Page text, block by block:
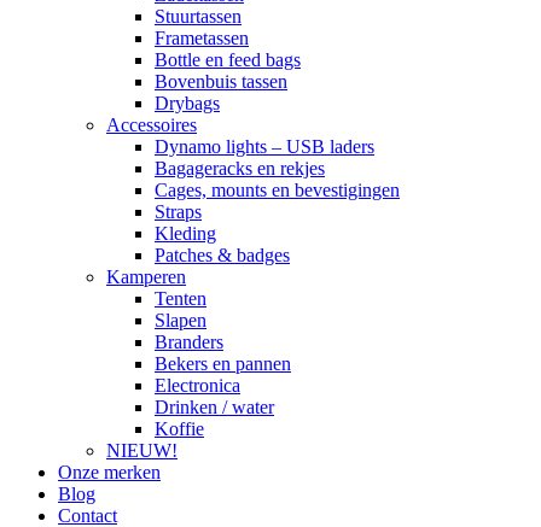
Stuurtassen
Frametassen
Bottle en feed bags
Bovenbuis tassen
Drybags
Accessoires
Dynamo lights – USB laders
Bagageracks en rekjes
Cages, mounts en bevestigingen
Straps
Kleding
Patches & badges
Kamperen
Tenten
Slapen
Branders
Bekers en pannen
Electronica
Drinken / water
Koffie
NIEUW!
Onze merken
Blog
Contact